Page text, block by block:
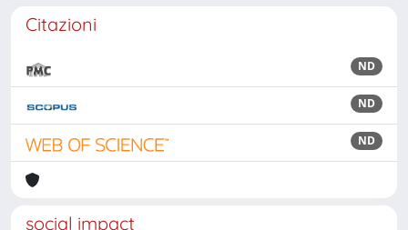
Citazioni
ND
ND
ND
social impact